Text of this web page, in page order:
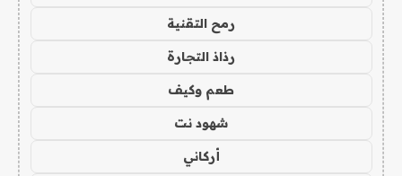
رمح التقنية
رذاذ التجارة
طعم وكيف
شهود نت
أركاني